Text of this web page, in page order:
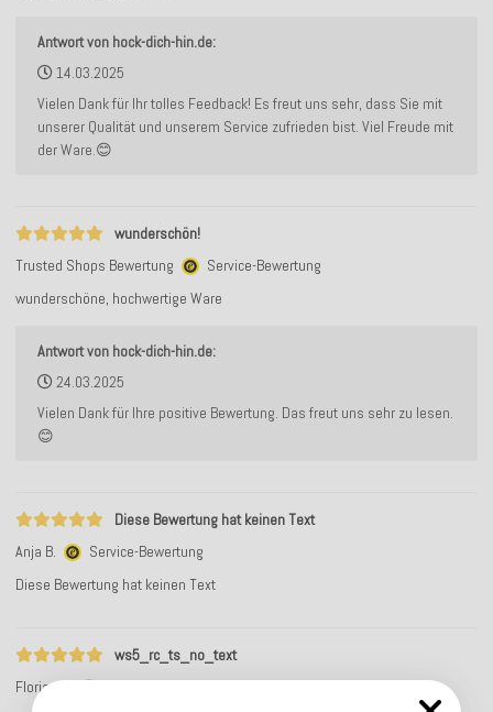
Antwort von hock-dich-hin.de:
14.03.2025
Vielen Dank für Ihr tolles Feedback! Es freut uns sehr, dass Sie mit
unserer Qualität und unserem Service zufrieden bist. Viel Freude mit
der Ware.😊
wunderschön!
Trusted Shops Bewertung
Service-Bewertung
wunderschöne, hochwertige Ware
Antwort von hock-dich-hin.de:
24.03.2025
Vielen Dank für Ihre positive Bewertung. Das freut uns sehr zu lesen.
😊
Diese Bewertung hat keinen Text
Anja B.
Service-Bewertung
Diese Bewertung hat keinen Text
ws5_rc_ts_no_text
Florian H.
Service-Bewertung